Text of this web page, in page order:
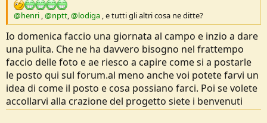
@henri ,@nptt,@lodiga , e tutti gli altri cosa ne ditte?
Io domenica faccio una giornata al campo e inzio a dare
una pulita. Che ne ha davvero bisogno nel frattempo
faccio delle foto e ae riesco a capire come si a postarle
le posto qui sul forum.al meno anche voi potete farvi un
idea di come il posto e cosa possiano farci. Poi se volete
accollarvi alla crazione del progetto siete i benvenuti